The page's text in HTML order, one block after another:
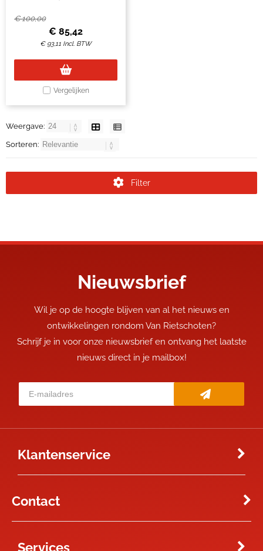
€100,00
€ 85,42
€ 93,11 Incl. BTW
Vergelijken
Weergave:
Sorteren:
Filter
Nieuwsbrief
Wil je op de hoogte blijven van al het nieuws en
ontwikkelingen rondom Van Rietschoten?
Schrijf je in voor onze nieuwsbrief en ontvang het laatste
nieuws direct in je mailbox!
Klantenservice
Contact
Services